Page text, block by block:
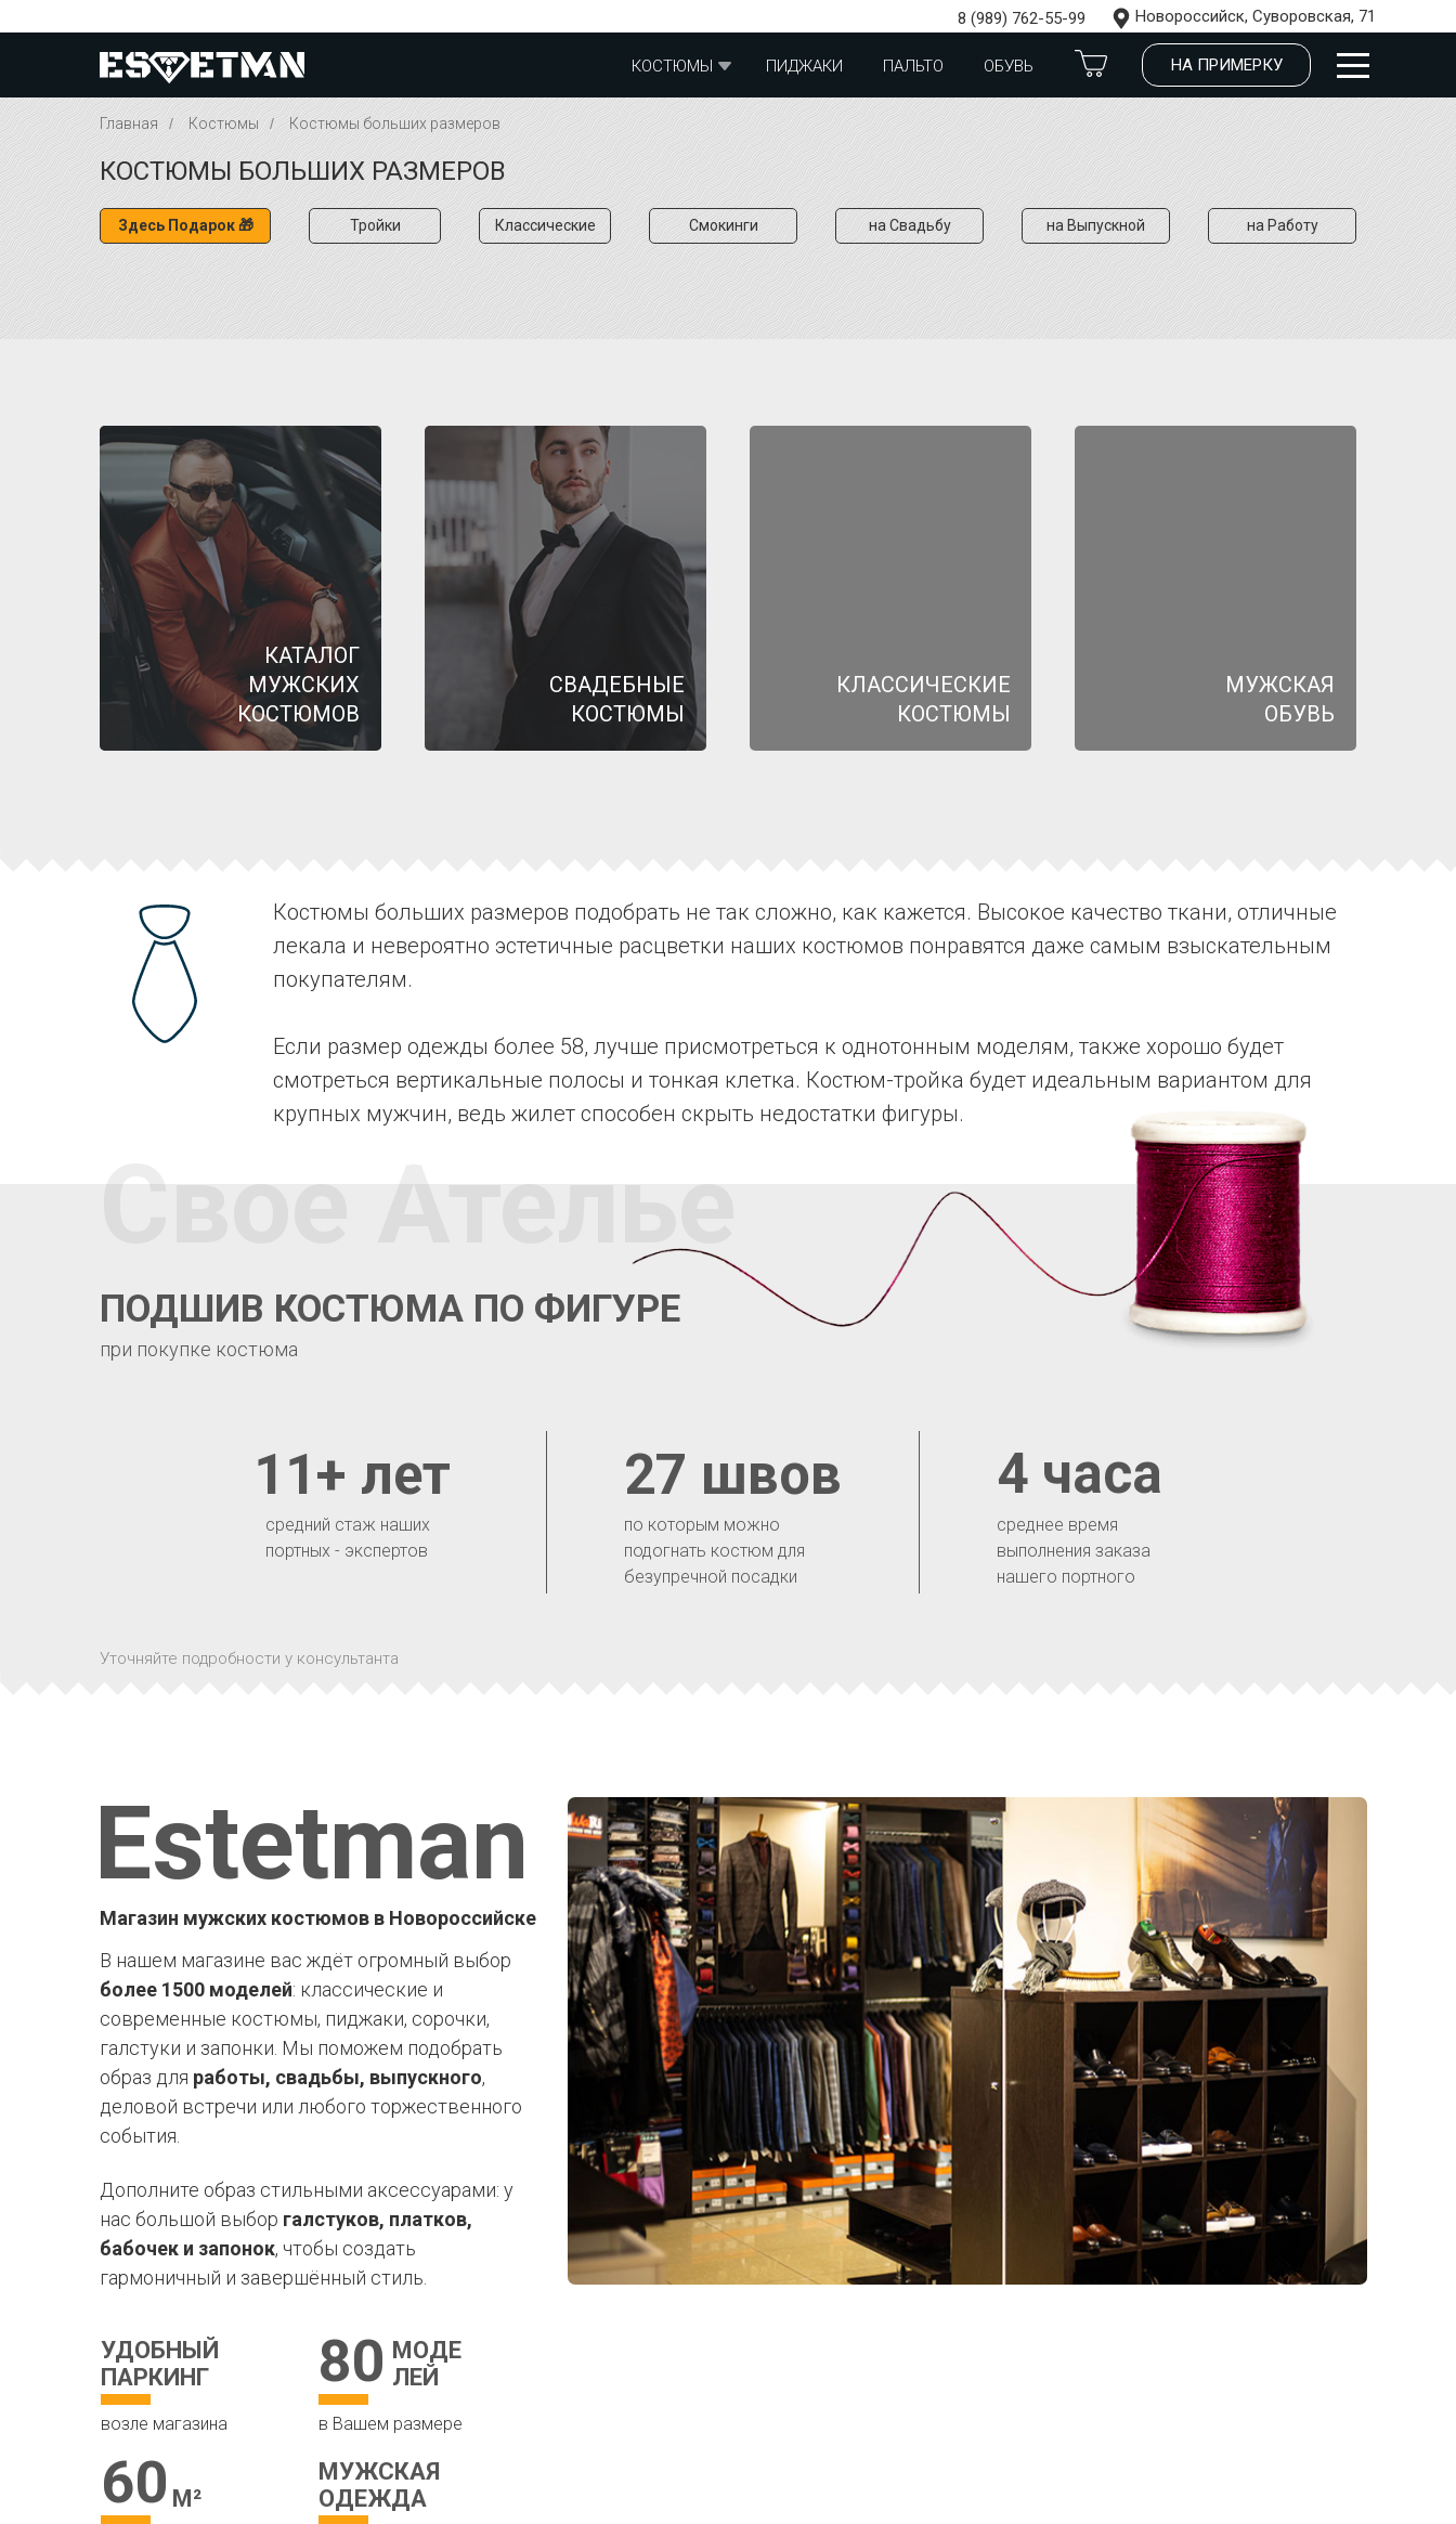
ПИДЖАКИ
Новороссийск, Суворовская, 71
8 (989) 762-55-99
ПАЛЬТО ОБУВЬ НА ПРИМЕРКУ
КОСТЮМЫ
Главная / Костюмы / Костюмы больших размеров
КОСТЮМЫ БОЛЬШИХ РАЗМЕРОВ
на Свадьбу на Выпускной на Работу
Классические
Тройки
Здесь Подарок 🎁 Смокинги
КАТАЛОГ
МУЖСКИХ
КОСТЮМОВ
СВАДЕБНЫЕ
КОСТЮМЫ
КЛАССИЧЕСКИЕ
КОСТЮМЫ
МУЖСКАЯ
ОБУВЬ
Костюмы больших размеров подобрать не так сложно, как кажется. Высокое качество ткани, отличные
лекала и невероятно эстетичные расцветки наших костюмов понравятся даже самым взыскательным
покупателям.
Если размер одежды более 58, лучше присмотреться к однотонным моделям, также хорошо будет
смотреться вертикальные полосы и тонкая клетка. Костюм-тройка будет идеальным вариантом для
крупных мужчин, ведь жилет способен скрыть недостатки фигуры.
по которым можно
подогнать костюм для
безупречной посадки
27 швов
при покупке костюма
ПОДШИВ КОСТЮМА ПО ФИГУРЕ
Свое Ателье
средний стаж наших
портных - экспертов
11+ лет
Уточняйте подробности у консультанта
среднее время
выполнения заказа
нашего портного
4 часа
МУЖСКАЯ
ОДЕЖДА
60 М²
в Вашем размере
80 МОДЕ
ЛЕЙ
УДОБНЫЙ
ПАРКИНГ
возле магазина
Магазин мужских костюмов в Новороссийске
Estetman
Дополните образ стильными аксессуарами: у
нас большой выбор галстуков, платков,
бабочек и запонок, чтобы создать
гармоничный и завершённый стиль.
В нашем магазине вас ждёт огромный выбор
более 1500 моделей: классические и
современные костюмы, пиджаки, сорочки,
галстуки и запонки. Мы поможем подобрать
образ для работы, свадьбы, выпускного,
деловой встречи или любого торжественного
события.
Отправьте свой номер и получите
скидку 3 000 ₽
при покупке костюма!
(до 9 августа)